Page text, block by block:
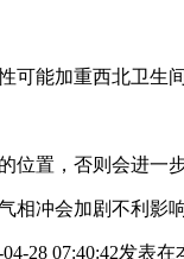
可能加重西北卫生
位置，否则会进一
相冲会加剧不利影响
28 07:40:42发表